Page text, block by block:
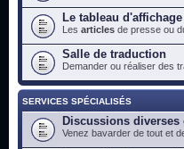
Le tableau d'affichage
Les articles de presse ou
Salle de traduction
Demander ou réaliser des
SERVICES SPÉCIALISÉS
Discussions diverses
Venez bavarder de tout et